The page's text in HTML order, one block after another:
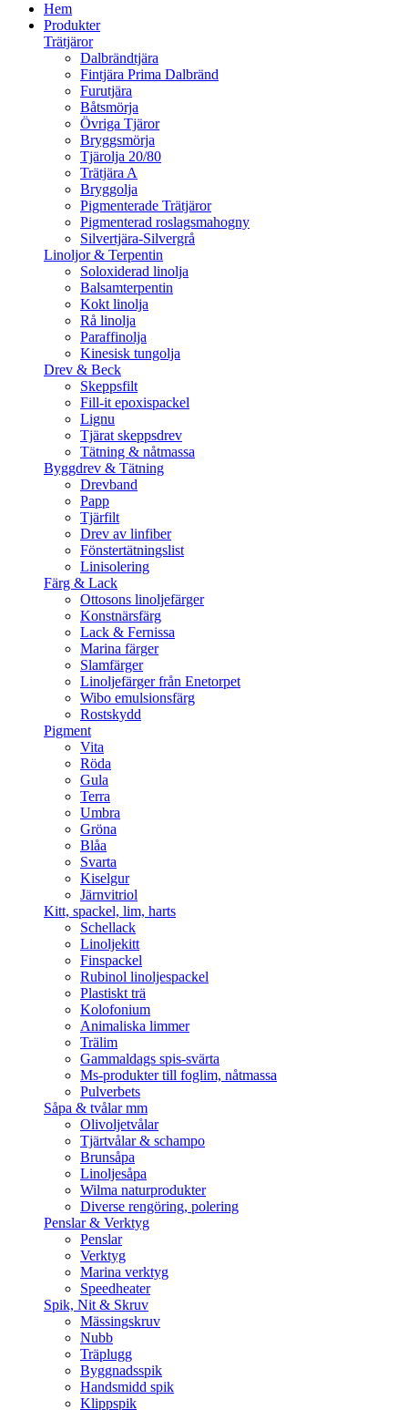
Hem
Produkter
Trätjäror
Dalbrändtjära
Fintjära Prima Dalbränd
Furutjära
Båtsmörja
Övriga Tjäror
Bryggsmörja
Tjärolja 20/80
Trätjära A
Bryggolja
Pigmenterade Trätjäror
Pigmenterad roslagsmahogny
Silvertjära-Silvergrå
Linoljor & Terpentin
Soloxiderad linolja
Balsamterpentin
Kokt linolja
Rå linolja
Paraffinolja
Kinesisk tungolja
Drev & Beck
Skeppsfilt
Fill-it epoxispackel
Lignu
Tjärat skeppsdrev
Tätning & nåtmassa
Byggdrev & Tätning
Drevband
Papp
Tjärfilt
Drev av linfiber
Fönstertätningslist
Linisolering
Färg & Lack
Ottosons linoljefärger
Konstnärsfärg
Lack & Fernissa
Marina färger
Slamfärger
Linoljefärger från Enetorpet
Wibo emulsionsfärg
Rostskydd
Pigment
Vita
Röda
Gula
Terra
Umbra
Gröna
Blåa
Svarta
Kiselgur
Järnvitriol
Kitt, spackel, lim, harts
Schellack
Linoljekitt
Finspackel
Rubinol linoljespackel
Plastiskt trä
Kolofonium
Animaliska limmer
Trälim
Gammaldags spis-svärta
Ms-produkter till foglim, nåtmassa
Pulverbets
Såpa & tvålar mm
Olivoljetvålar
Tjärtvålar & schampo
Brunsåpa
Linoljesåpa
Wilma naturprodukter
Diverse rengöring, polering
Penslar & Verktyg
Penslar
Verktyg
Marina verktyg
Speedheater
Spik, Nit & Skruv
Mässingskruv
Nubb
Träplugg
Byggnadsspik
Handsmidd spik
Klippspik